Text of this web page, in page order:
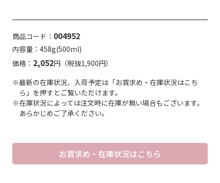
商品コード： 004952
内容量：458g(500ml)
価格： 2,052円（税抜1,900円）
※最新の在庫状況、入荷予定は「お買求め・在庫状況はこち
ら」を押すとご覧いただけます。
※在庫状況によっては注文時に在庫が無い場合もございます。
あらかじめご了承ください。
お買求め・在庫状況はこちら